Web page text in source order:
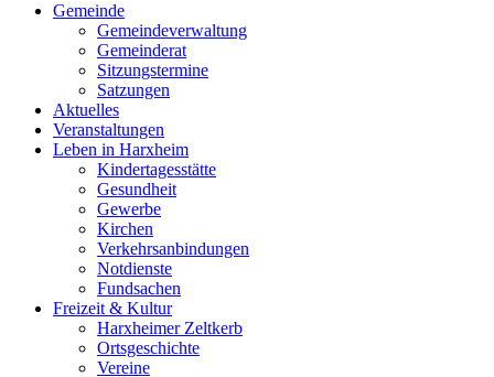
Gemeinde
Gemeindeverwaltung
Gemeinderat
Sitzungstermine
Satzungen
Aktuelles
Veranstaltungen
Leben in Harxheim
Kindertagesstätte
Gesundheit
Gewerbe
Kirchen
Verkehrsanbindungen
Notdienste
Fundsachen
Freizeit & Kultur
Harxheimer Zeltkerb
Ortsgeschichte
Vereine